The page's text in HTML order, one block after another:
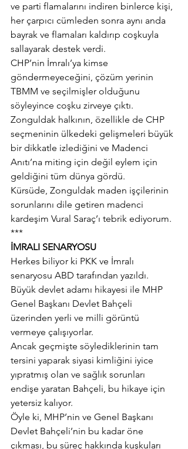
ve parti flamalarını indiren binlerce kişi,
her çarpıcı cümleden sonra aynı anda
bayrak ve flamaları kaldırıp coşkuyla
sallayarak destek verdi.
CHP’nin İmralı’ya kimse
göndermeyeceğini, çözüm yerinin
TBMM ve seçilmişler olduğunu
söyleyince coşku zirveye çıktı.
Zonguldak halkının, özellikle de CHP
seçmeninin ülkedeki gelişmeleri büyük
bir dikkatle izlediğini ve Madenci
Anıtı’na miting için değil eylem için
geldiğini tüm dünya gördü.
Kürsüde, Zonguldak maden işçilerinin
sorunlarını dile getiren madenci
kardeşim Vural Saraç’ı tebrik ediyorum.
***
İMRALI SENARYOSU
Herkes biliyor ki PKK ve İmralı
senaryosu ABD tarafından yazıldı.
Büyük devlet adamı hikayesi ile MHP
Genel Başkanı Devlet Bahçeli
üzerinden yerli ve milli görüntü
vermeye çalışıyorlar.
Ancak geçmişte söylediklerinin tam
tersini yaparak siyasi kimliğini iyice
yıpratmış olan ve sağlık sorunları
endişe yaratan Bahçeli, bu hikaye için
yetersiz kalıyor.
Öyle ki, MHP’nin ve Genel Başkanı
Devlet Bahçeli’nin bu kadar öne
çıkması, bu süreç hakkında kuşkuları